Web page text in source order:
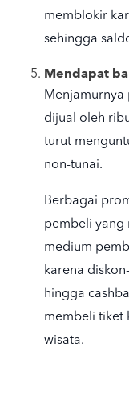
memblokir
sehingga
Mendapat
dijual oleh
turut
non-tunai.
Berbagai
pembeli yang
medium
karena
hingga
membeli tiket
wisata.